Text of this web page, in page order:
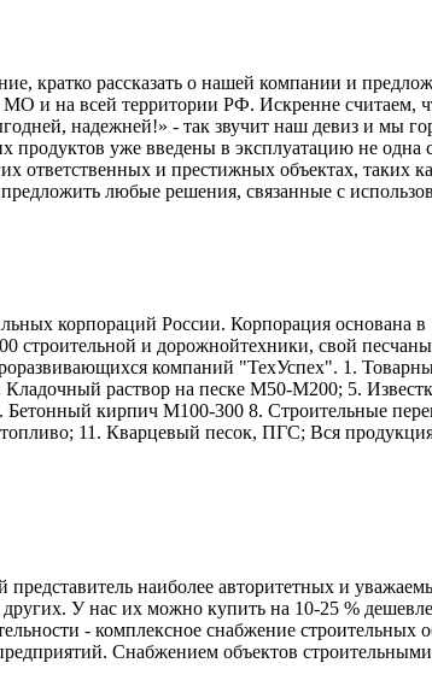
кратко рассказать о нашей компании и
и на всей территории РФ. Искренне считаем,
надежней!» - так звучит наш девиз и мы
уже введены в эксплуатацию не
ответственных и престижных объектах,
любые решения, связанные с
корпораций России. Корпорация основана в
строительной и дорожнойтехники, свой
компаний "ТехУспех". 1.
раствор на песке М50-М200; 5.
кирпич М100-300 8. Строительные
11. Кварцевый песок, ПГС; Вся
наиболее авторитетных и
У нас их можно купить на 10-25 %
- комплексное снабжение
Снабжением объектов